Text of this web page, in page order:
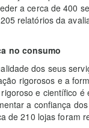
a cerca de 400
relatórios da
no consumo
dos seus
rigorosos e a
e científico é
a confiança
de 210 lojas foram